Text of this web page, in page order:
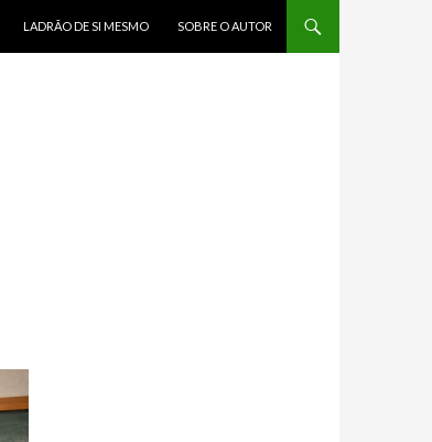
LADRÃO DE SI MESMO SOBRE O AUTOR